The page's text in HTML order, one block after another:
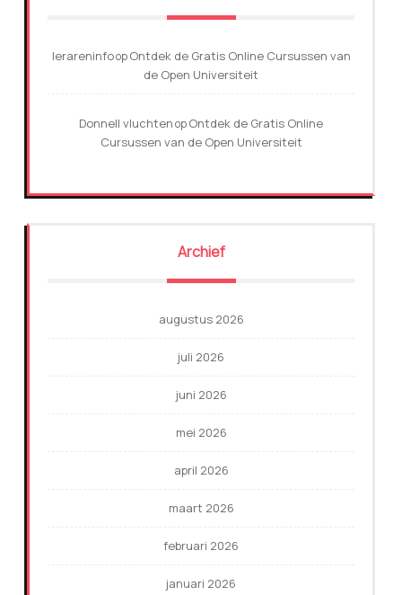
lerareninfoopOntdek de Gratis Online Cursussen van
de Open Universiteit
Donnell vluchtenopOntdek de Gratis Online
Cursussen van de Open Universiteit
Archief
augustus 2026
juli 2026
juni 2026
mei 2026
april 2026
maart 2026
februari 2026
januari 2026